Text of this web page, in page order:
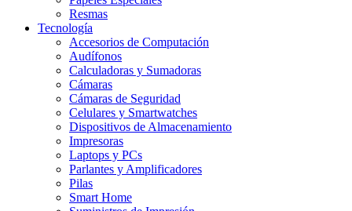
Resmas
Tecnología
Accesorios de Computación
Audífonos
Calculadoras y Sumadoras
Cámaras
Cámaras de Seguridad
Celulares y Smartwatches
Dispositivos de Almacenamiento
Impresoras
Laptops y PCs
Parlantes y Amplificadores
Pilas
Smart Home